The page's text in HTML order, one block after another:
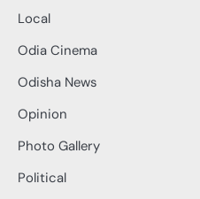
Local
Odia Cinema
Odisha News
Opinion
Photo Gallery
Political